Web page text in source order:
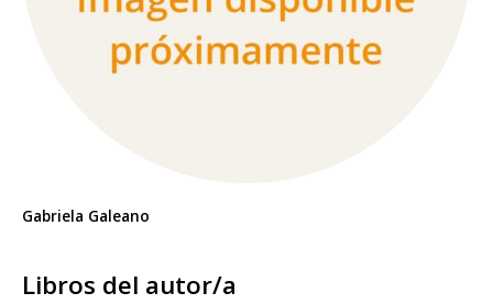
Gabriela Galeano
Libros del autor/a